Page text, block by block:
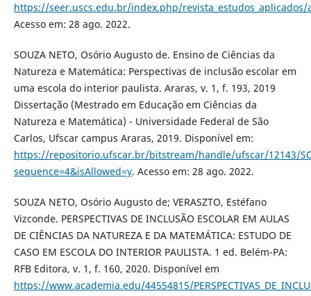
https://seer.uscs.edu.br/index.php/
Acesso em: 28 ago. 2022.
SOUZA NETO, Osório Augusto de. Ensino de Ciências da
Natureza e Matemática: Perspectivas de inclusão escolar em
uma escola do interior paulista. Araras, v. 1, f. 193, 2019
Dissertação (Mestrado em Educação em Ciências da
Natureza e Matemática) - Universidade Federal de São
Carlos, Ufscar campus Araras, 2019. Disponível em:
https://repositorio.ufscar.br/bitstream/handle/ufscar/12143/
sequence=4&isAllowed=y. Acesso em: 28 ago. 2022.
SOUZA NETO, Osório Augusto de; VERASZTO, Estéfano
Vizconde. PERSPECTIVAS DE INCLUSÃO ESCOLAR EM AULAS
DE CIÊNCIAS DA NATUREZA E DA MATEMÁTICA: ESTUDO DE
CASO EM ESCOLA DO INTERIOR PAULISTA. 1 ed. Belém-PA:
RFB Editora, v. 1, f. 160, 2020. Disponível em
https://www.academia.edu/44554815/